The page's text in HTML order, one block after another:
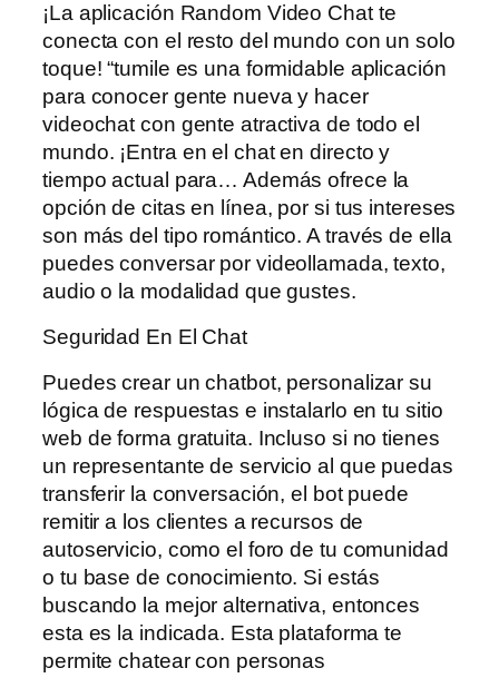
¡La aplicación Random Video Chat te
conecta con el resto del mundo con un solo
toque! “tumile es una formidable aplicación
para conocer gente nueva y hacer
videochat con gente atractiva de todo el
mundo. ¡Entra en el chat en directo y
tiempo actual para… Además ofrece la
opción de citas en línea, por si tus intereses
son más del tipo romántico. A través de ella
puedes conversar por videollamada, texto,
audio o la modalidad que gustes.
Seguridad En El Chat
Puedes crear un chatbot, personalizar su
lógica de respuestas e instalarlo en tu sitio
web de forma gratuita. Incluso si no tienes
un representante de servicio al que puedas
transferir la conversación, el bot puede
remitir a los clientes a recursos de
autoservicio, como el foro de tu comunidad
o tu base de conocimiento. Si estás
buscando la mejor alternativa, entonces
esta es la indicada. Esta plataforma te
permite chatear con personas